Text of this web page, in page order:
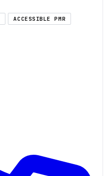
ACCESSIBLE PMR